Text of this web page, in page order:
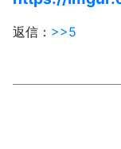
返信： >>5